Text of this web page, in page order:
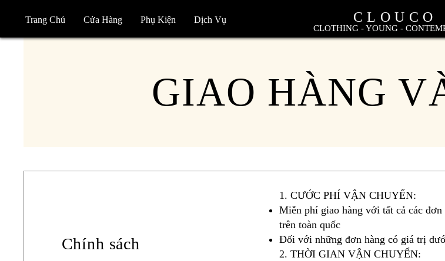
Trang Chủ Cửa Hàng Phụ Kiện Dịch Vụ CLOUCO
CLOTHING - YOUNG -
GIAO HÀNG
Chính sách
1. CƯỚC PHÍ VẬN CHUYỂN:
Miễn phí giao hàng với tất cả các
trên toàn quốc
Đối với những đơn hàng có giá trị
2. THỜI GIAN VẬN CHUYỂN: